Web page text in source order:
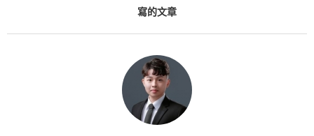
寫的文章